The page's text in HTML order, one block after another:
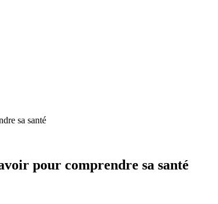
sa santé
pour comprendre sa santé